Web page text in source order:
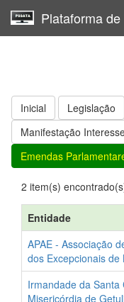
Plataforma
Inicial Legislação
Manifestação
Emendas
2 item(s)
Entidade
APAE - Associação
dos Excepcionais de
Irmandade da Santa
Misericórdia de